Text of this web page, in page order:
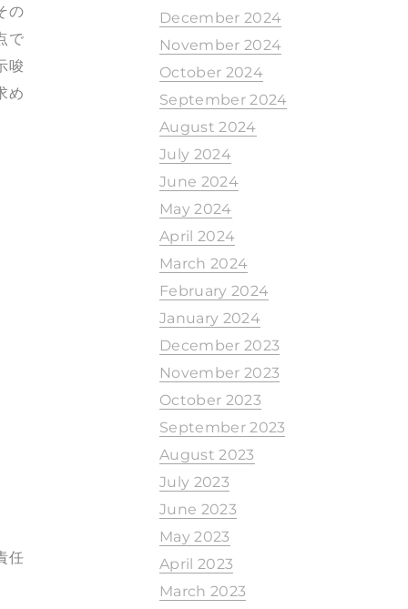
の
で
唆
め
任
December 2024
November 2024
October 2024
September 2024
August 2024
July 2024
June 2024
May 2024
April 2024
March 2024
February 2024
January 2024
December 2023
November 2023
October 2023
September 2023
August 2023
July 2023
June 2023
May 2023
April 2023
March 2023